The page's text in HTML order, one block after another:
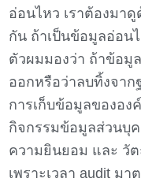
อ่อนไหว เราต้องมาดู
กัน ถ้าเป็นข้อมูลอ่อน
ตัวผมมองว่า ถ้าข้อมู
ออกหรือว่าลบทิ้งจาก
การเก็บข้อมูลขององ
กิจกรรมข้อมูลส่วนบุ
ความยินยอม และ วั
เพราะเวลา audit มา